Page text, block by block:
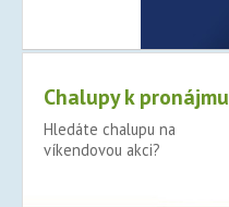
Chalupy k pronájmu
Hledáte chalupu na
víkendovou akci?